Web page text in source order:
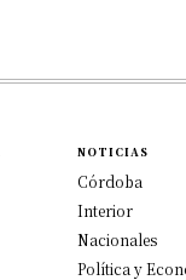
NOTICIAS
Córdoba
Interior
Nacionales
Política y